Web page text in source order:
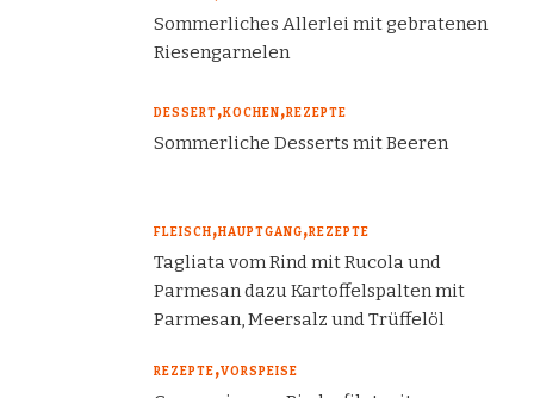
Sommerliches Allerlei mit gebratenen
Riesengarnelen
DESSERT KOCHEN REZEPTE
Sommerliche Desserts mit Beeren
FLEISCH HAUPTGANG REZEPTE
Tagliata vom Rind mit Rucola und
Parmesan dazu Kartoffelspalten mit
Parmesan, Meersalz und Trüffelöl
REZEPTE VORSPEISE